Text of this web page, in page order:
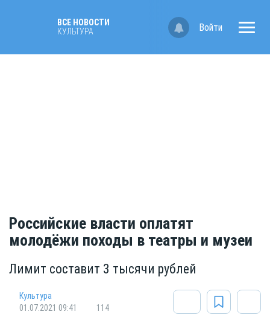
ВСЕ НОВОСТИ
КУЛЬТУРА
Войти
Российские власти оплатят
молодёжи походы в театры и музеи
Лимит составит 3 тысячи рублей
Культура
01.07.2021 09:41
114